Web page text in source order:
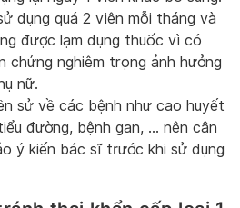
dụng quá 2 viên mỗi tháng và
được lạm dụng thuốc vì có
chứng nghiêm trọng ảnh hưởng
nữ.
sử về các bệnh như cao huyết
đường, bệnh gan, … nên cân
ý kiến bác sĩ trước khi sử dụng